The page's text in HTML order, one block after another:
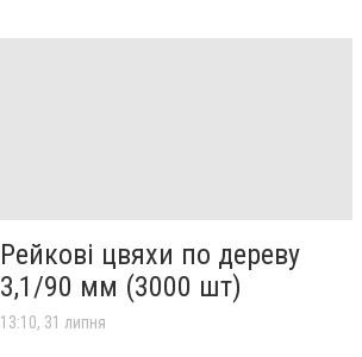
Рейкові цвяхи по дереву
3,1/90 мм (3000 шт)
13:10, 31 липня